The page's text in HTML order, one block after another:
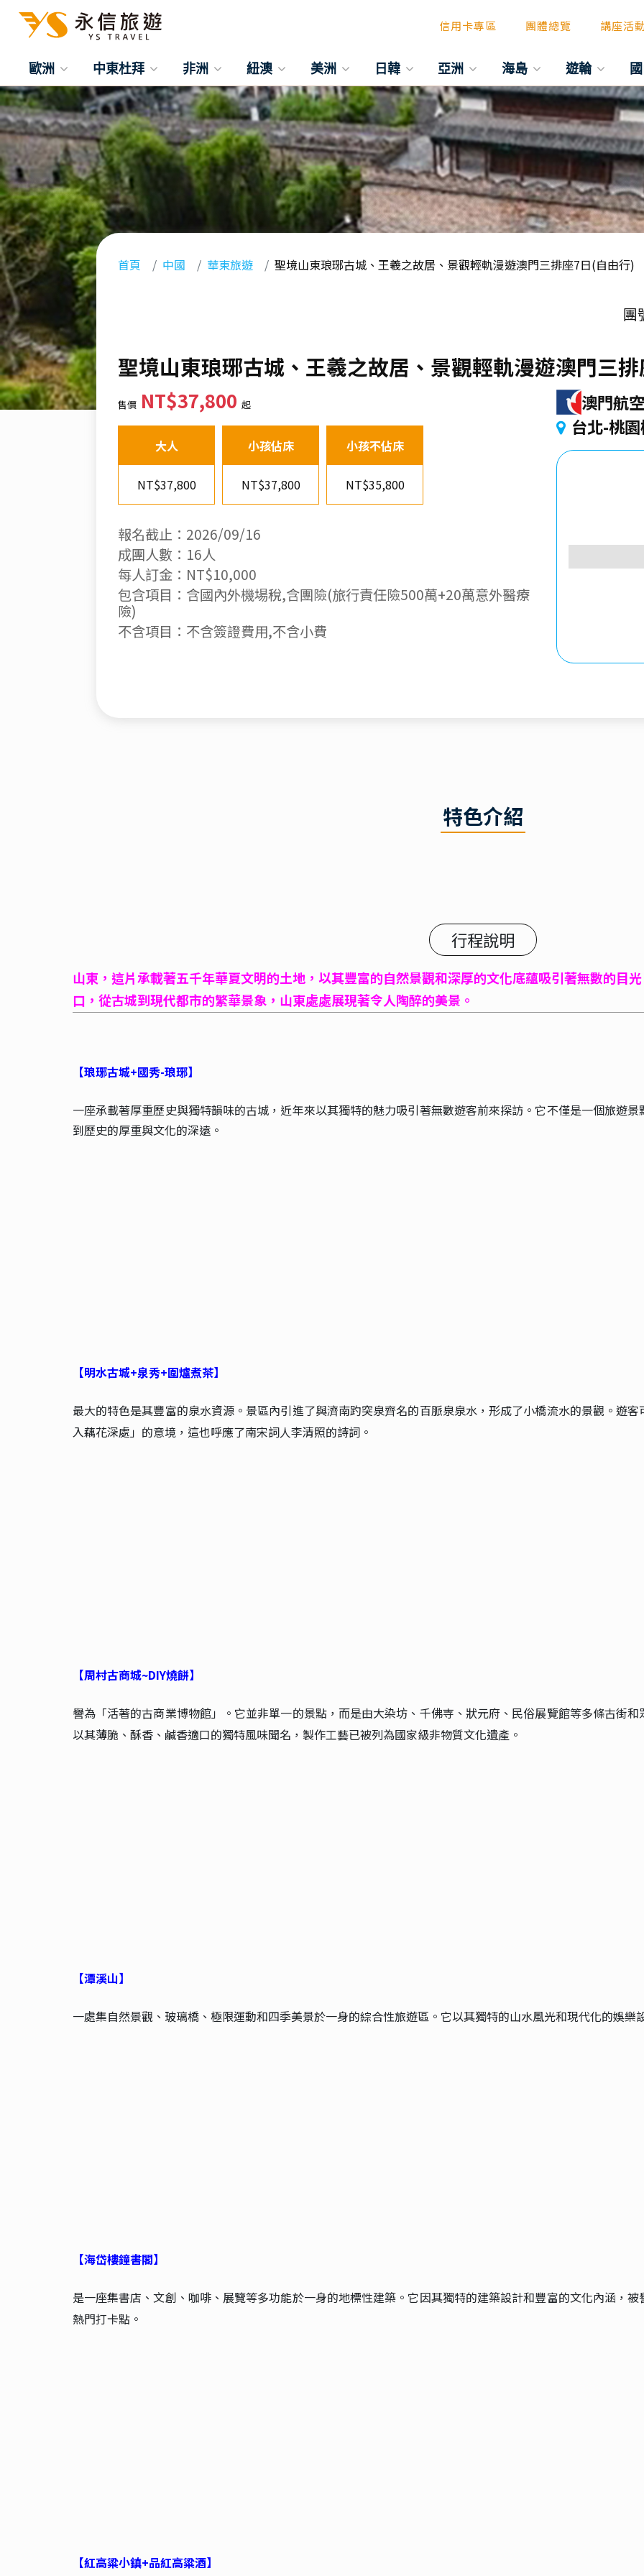
信用卡專區 團體總覽 講座活
歐洲 中東杜拜 非洲 紐澳 美洲 日韓 亞洲 海島 遊輪
首頁 中國 華東旅遊 聖境山東琅琊古城、王羲之故居、景觀輕軌漫遊澳門三排座7日(自由行)
團
聖境山東琅琊古城、王羲之故居、景觀輕軌漫遊澳門三
售價 NT$37,800起
大人
NT$37,800
小孩佔床
NT$37,800
小孩不佔床
NT$35,800
報名截止：2026/09/16
成團人數：16人
每人訂金：NT$10,000
包含項目：含國內外機場稅,含團險(旅行責任險500萬+20萬意外醫療
險)
不含項目：不含簽證費用,不含小費
澳門航
台北-桃
特色介紹
行程說明
山東，這片承載著五千年華夏文明的土地，以其豐富的自然景觀和深厚的文化底蘊吸引著無數的目
口，從古城到現代都市的繁華景象，山東處處展現著令人陶醉的美景。
【琅琊古城+國秀-琅琊】
一座承載著厚重歷史與獨特韻味的古城，近年來以其獨特的魅力吸引著無數遊客前來探訪。它不僅是一個旅遊
到歷史的厚重與文化的深遠。
【明水古城+泉秀+圍爐煮茶】
最大的特色是其豐富的泉水資源。景區內引進了與濟南趵突泉齊名的百脈泉泉水，形成了小橋流水的景觀。遊
入藕花深處」的意境，這也呼應了南宋詞人李清照的詩詞。
【周村古商城~DIY燒餅】
譽為「活著的古商業博物館」。它並非單一的景點，而是由大染坊、千佛寺、狀元府、民俗展覽館等多條古街
以其薄脆、酥香、鹹香適口的獨特風味聞名，製作工藝已被列為國家級非物質文化遺產。
【潭溪山】
一處集自然景觀、玻璃橋、極限運動和四季美景於一身的綜合性旅遊區。它以其獨特的山水風光和現代化的娛
【海岱樓鐘書閣】
是一座集書店、文創、咖啡、展覽等多功能於一身的地標性建築。它因其獨特的建築設計和豐富的文化內涵，
熱門打卡點。
【紅高粱小鎮+品紅高粱酒】